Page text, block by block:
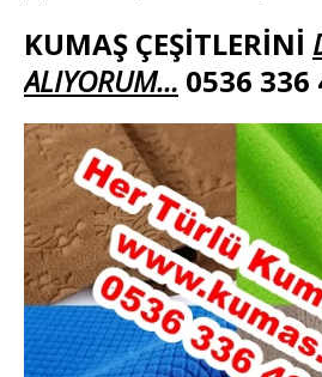
KUMAŞ ÇEŞİTLERİNİ
ALIYORUM… 0536 336